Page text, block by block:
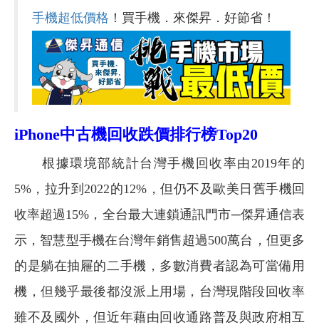
手機超低價格 ！買手機．來傑昇．好節省！
iPhone中古機回收跌價排行榜Top20
根據環境部統計台灣手機回收率由2019年的
5%，拉升到2022的12%，但仍不及歐美日舊手機回
收率超過15%，全台最大連鎖通訊門市─傑昇通信表
示，智慧型手機在台灣年銷售超過500萬台，但更多
的是躺在抽屜的二手機，多數消費者認為可當備用
機，但幾乎最後都沒派上用場，台灣現階段回收率
雖不及國外，但近年藉由回收通路普及與政府相互